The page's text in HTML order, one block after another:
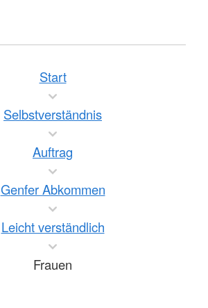
Start
Selbstverständnis
Auftrag
Genfer Abkommen
Leicht verständlich
Frauen